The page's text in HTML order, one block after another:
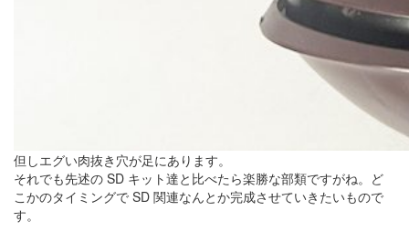
但しエグい肉抜き穴が足にあります。
それでも先述の SD キット達と比べたら楽勝な部類ですがね。ど
こかのタイミングで SD 関連なんとか完成させていきたいもので
す。